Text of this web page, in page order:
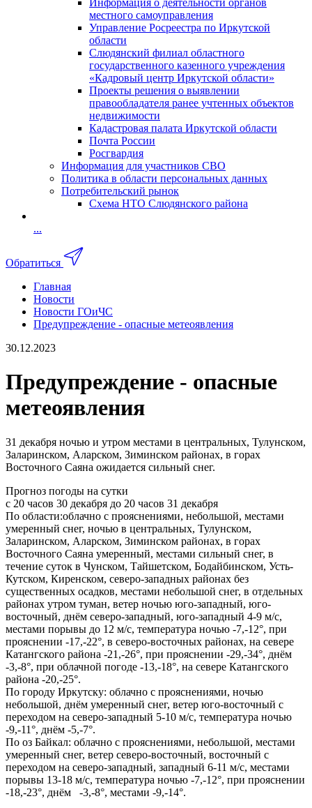
Информация о деятельности органов
местного самоуправления
Управление Росреестра по Иркутской
области
Слюдянский филиал областного
государственного казенного учреждения
«Кадровый центр Иркутской области»
Проекты решения о выявлении
правообладателя ранее учтенных объектов
недвижимости
Кадастровая палата Иркутской области
Почта России
Росгвардия
Информация для участников СВО
Политика в области персональных данных
Потребительский рынок
Схема НТО Слюдянского района
...
Обратиться
Главная
Новости
Новости ГОиЧС
Предупреждение - опасные метеоявления
30.12.2023
Предупреждение - опасные
метеоявления
31 декабря ночью и утром местами в центральных, Тулунском,
Заларинском, Аларском, Зиминском районах, в горах
Восточного Саяна ожидается сильный снег.
Прогноз погоды на сутки
с 20 часов 30 декабря до 20 часов 31 декабря
По области:облачно с прояснениями, небольшой, местами
умеренный снег, ночью в центральных, Тулунском,
Заларинском, Аларском, Зиминском районах, в горах
Восточного Саяна умеренный, местами сильный снег, в
течение суток в Чунском, Тайшетском, Бодайбинском, Усть-
Кутском, Киренском, северо-западных районах без
существенных осадков, местами небольшой снег, в отдельных
районах утром туман, ветер ночью юго-западный, юго-
восточный, днём северо-западный, юго-западный 4-9 м/с,
местами порывы до 12 м/с, температура ночью -7,-12°, при
прояснении -17,-22°, в северо-восточных районах, на севере
Катангского района -21,-26°, при прояснении -29,-34°, днём
-3,-8°, при облачной погоде -13,-18°, на севере Катангского
района -20,-25°.
По городу Иркутску: облачно с прояснениями, ночью
небольшой, днём умеренный снег, ветер юго-восточный с
переходом на северо-западный 5-10 м/с, температура ночью
-9,-11°, днём -5,-7°.
По оз Байкал: облачно с прояснениями, небольшой, местами
умеренный снег, ветер северо-восточный, восточный с
переходом на северо-западный, западный 6-11 м/с, местами
порывы 13-18 м/с, температура ночью -7,-12°, при прояснении
-18,-23°, днём -3,-8°, местами -9,-14°.